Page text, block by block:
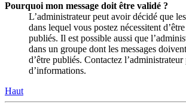
Pourquoi mon message doit être validé ?
L’administrateur peut avoir décidé que
dans lequel vous postez nécessitent
publiés. Il est possible aussi que
dans un groupe dont les messages
d’être publiés. Contactez
d’informations.
Haut